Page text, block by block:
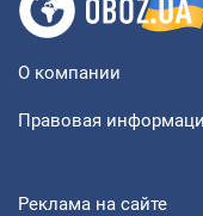
О компании
Правовая
Реклама на сайте